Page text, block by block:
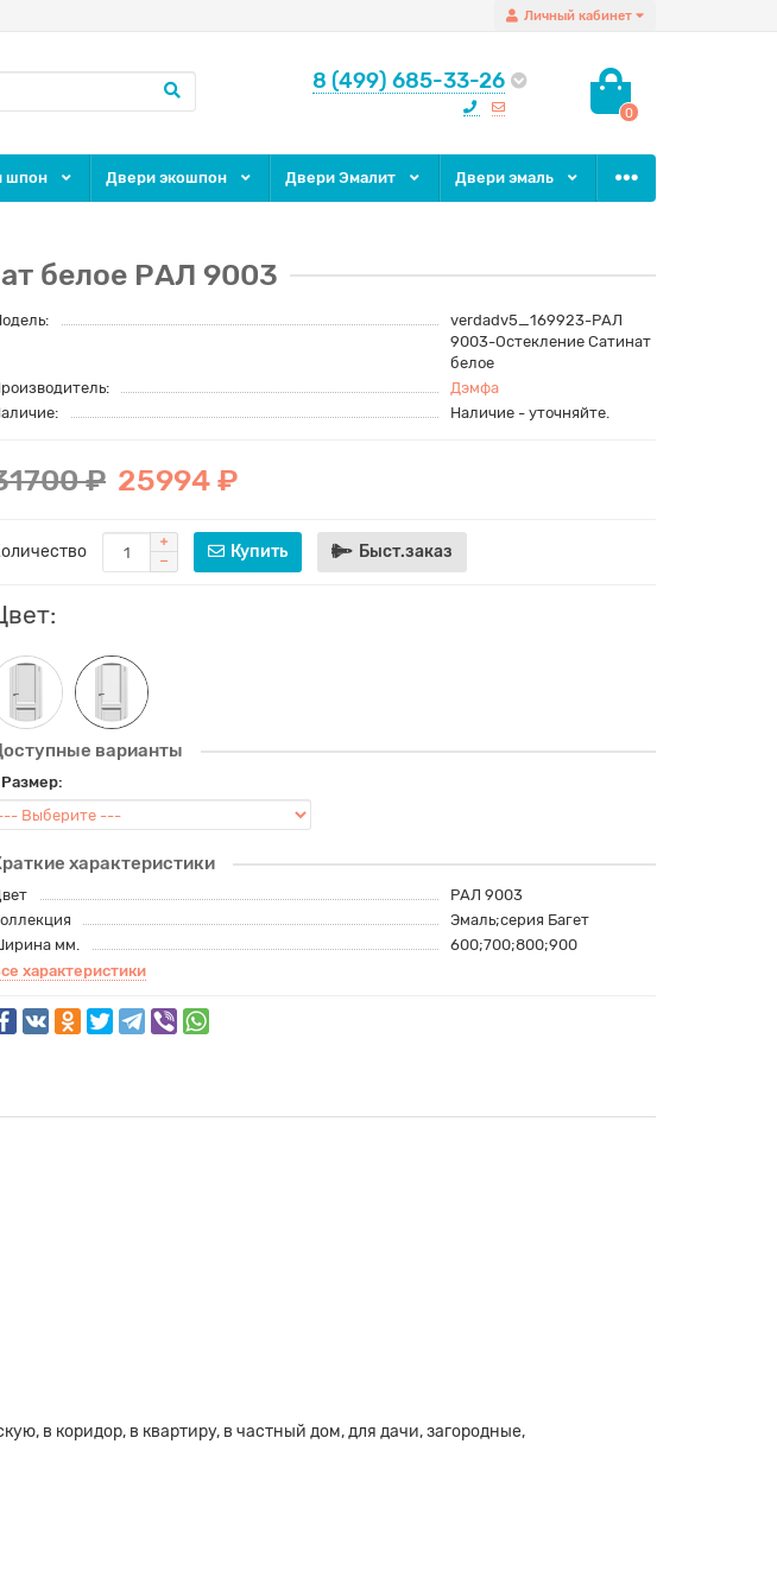
Личный кабинет
8 (499) 685-33-26
0
шпон Двери экошпон Двери Эмалит Двери эмаль
белое РАЛ 9003
verdadv5_169923-РАЛ
9003-Остекление Сатинат
белое
Дэмфа
Наличие - уточняйте.
₽ 25994 ₽
Купить Быст.заказ
варианты
Размер:
характеристики
РАЛ 9003
Эмаль;серия Багет
мм.
600;700;800;900
характеристики
в коридор, в квартиру, в частный дом, для дачи, загородные,